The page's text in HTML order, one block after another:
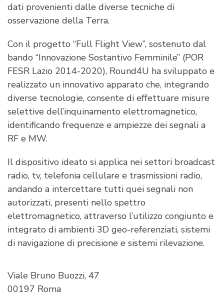
dati provenienti dalle diverse tecniche di
osservazione della Terra.
Con il progetto “Full Flight View”, sostenuto dal
bando “Innovazione Sostantivo Femminile” (POR
FESR Lazio 2014-2020), Round4U ha sviluppato e
realizzato un innovativo apparato che, integrando
diverse tecnologie, consente di effettuare misure
selettive dell’inquinamento elettromagnetico,
identificando frequenze e ampiezze dei segnali a
RF e MW.
Il dispositivo ideato si applica nei settori broadcast
radio, tv, telefonia cellulare e trasmissioni radio,
andando a intercettare tutti quei segnali non
autorizzati, presenti nello spettro
elettromagnetico, attraverso l’utilizzo congiunto e
integrato di ambienti 3D geo-referenziati, sistemi
di navigazione di precisione e sistemi rilevazione.
Viale Bruno Buozzi, 47
00197 Roma